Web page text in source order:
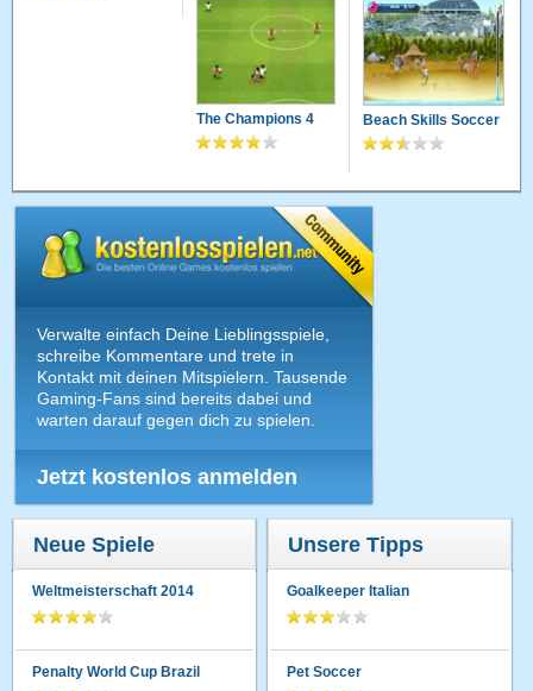
The Champions 4 Beach Skills Soccer
Verwalte einfach Deine Lieblingsspiele,
schreibe Kommentare und trete in
Kontakt mit deinen Mitspielern. Tausende
Gaming-Fans sind bereits dabei und
warten darauf gegen dich zu spielen.
Jetzt kostenlos anmelden
Neue Spiele
Weltmeisterschaft 2014
Penalty World Cup Brazil
Unsere Tipps
Goalkeeper Italian
Pet Soccer